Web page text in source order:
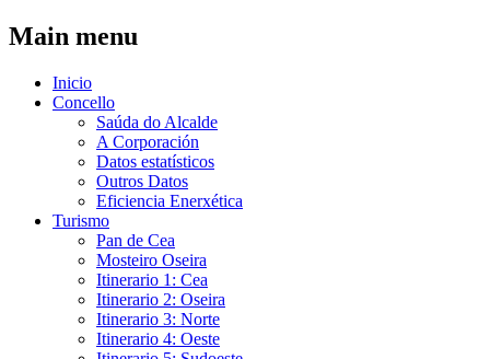
Ir o contido principal
Main menu
Inicio
Concello
Saúda do Alcalde
A Corporación
Datos estatísticos
Outros Datos
Eficiencia Enerxética
Turismo
Pan de Cea
Mosteiro Oseira
Itinerario 1: Cea
Itinerario 2: Oseira
Itinerario 3: Norte
Itinerario 4: Oeste